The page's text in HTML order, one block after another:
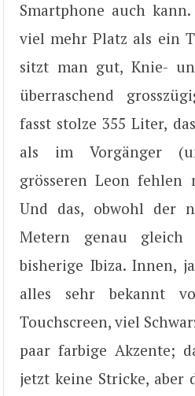
Smartphone auch
viel mehr Platz als ein
sitzt man gut, Knie-
überraschend
fasst stolze 355 Liter,
als im Vorgänger
grösseren Leon
Und das, obwohl der
Metern genau
bisherige Ibiza. Innen,
alles sehr bekannt
Touchscreen, viel
paar farbige Akzente;
jetzt keine Stricke, aber